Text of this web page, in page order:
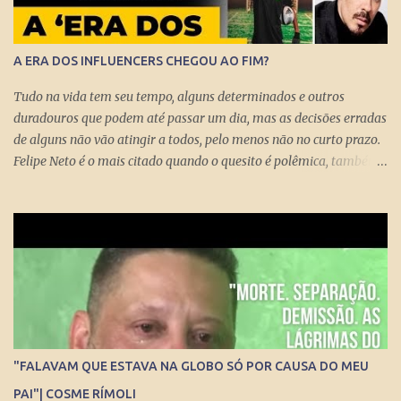
A ERA DOS INFLUENCERS CHEGOU AO FIM?
Tudo na vida tem seu tempo, alguns determinados e outros
duradouros que podem até passar um dia, mas as decisões erradas
de alguns não vão atingir a todos, pelo menos não no curto prazo.
Felipe Neto é o mais citado quando o quesito é polêmica, também
imediatamente, mas com certeza isso pode chegar para muitos
logo logo. A Rede Mundial de Computadores permite que cada
cidadão tenha seus próprios meios de comunicação, seja um canal,
uma rádio online, blog ou mesmo perfis nas redes sociais que
levem qualquer mensagem para dezenas, centenas, milhares e até
milhões de pessoas no Brasil e no Mundo. Do dia para noite, a
Internet consegue produzir milionários, transformar anônimos
em celebridades e até criar fenômenos como Juliette, mas ai já é
"FALAVAM QUE ESTAVA NA GLOBO SÓ POR CAUSA DO MEU
PAI"| COSME RÍMOLI